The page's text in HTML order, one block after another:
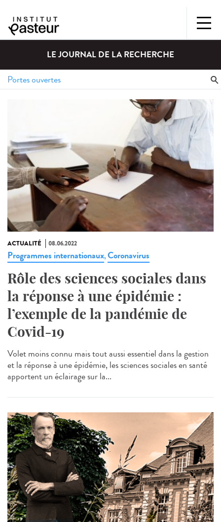
LE JOURNAL DE LA RECHERCHE
ACTUALITÉ 08.06.2022
Programmes internationaux,Coronavirus
Rôle des sciences sociales dans
la réponse à une épidémie :
l’exemple de la pandémie de
Covid-19
Volet moins connu mais tout aussi essentiel dans la gestion
et la réponse à une épidémie, les sciences sociales en santé
apportent un éclairage sur la...